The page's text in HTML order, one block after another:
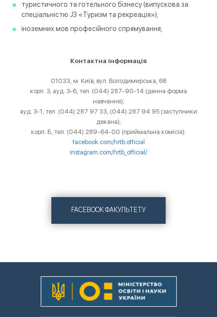
туристичного та готельного бізнесу (випускова за
спеціальністю J3 «Туризм та рекреація»);
іноземних мов професійного спрямування;
Контактна інформація
01033, м. Київ, вул. Володимирська, 68
корп. З, ауд. З-6, тел. (044) 287-90-14 (денна форма
навчання);
ауд. З-1, тел. (044) 287 97 33, (044) 287 94 95 (заступники
декана);
корп. Б, тел. (044) 289-64-00 (приймальна комісія).
facebook.com/hrtb.official
instagram.com/hrtb_official/
FACEBOOK ФАКУЛЬТЕТУ